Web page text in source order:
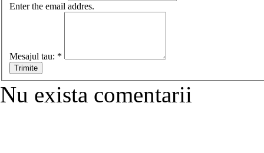
Enter the email addres.
Mesajul tau: *
Nu exista comentarii